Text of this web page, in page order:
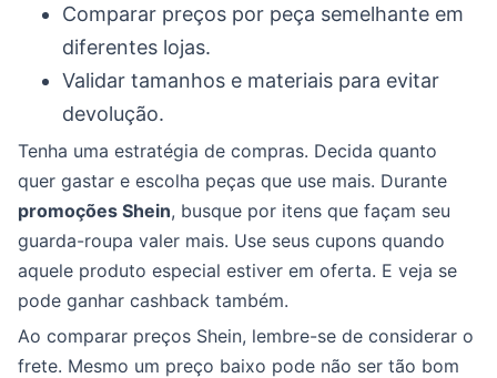
Comparar preços por peça semelhante em
diferentes lojas.
Validar tamanhos e materiais para evitar
devolução.
Tenha uma estratégia de compras. Decida quanto
quer gastar e escolha peças que use mais. Durante
promoções Shein, busque por itens que façam seu
guarda-roupa valer mais. Use seus cupons quando
aquele produto especial estiver em oferta. E veja se
pode ganhar cashback também.
Ao comparar preços Shein, lembre-se de considerar o
frete. Mesmo um preço baixo pode não ser tão bom